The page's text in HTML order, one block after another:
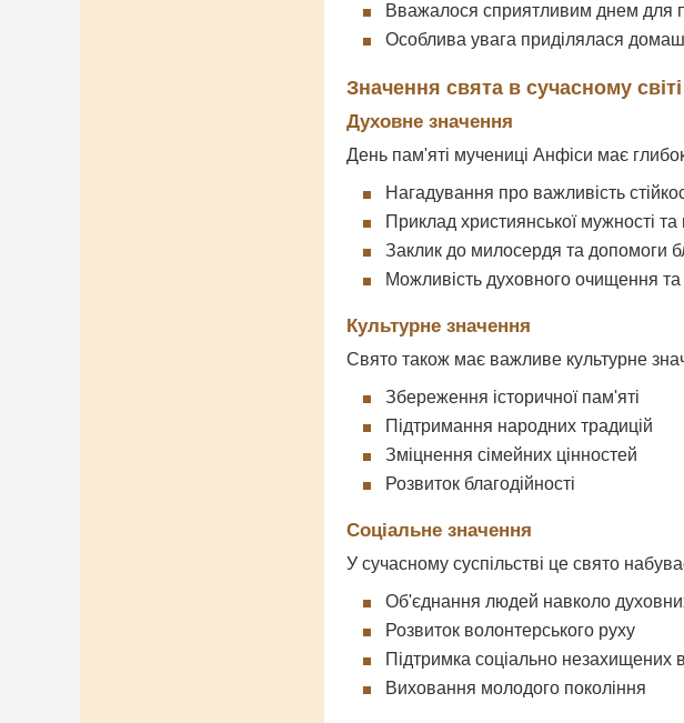
Вважалося сприятливим днем для
Особлива увага приділялася
Значення свята в сучасному світі
Духовне значення
День пам'яті мучениці Анфіси має
Нагадування про важливість
Приклад християнської мужності та
Заклик до милосердя та допомоги
Можливість духовного очищення
Культурне значення
Свято також має важливе культурне
Збереження історичної пам'яті
Підтримання народних традицій
Зміцнення сімейних цінностей
Розвиток благодійності
Соціальне значення
У сучасному суспільстві це свято
Об'єднання людей навколо
Розвиток волонтерського руху
Підтримка соціально незахищених
Виховання молодого покоління